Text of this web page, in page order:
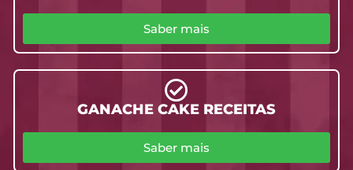
Saber mais
GANACHE CAKE RECEITAS
Saber mais